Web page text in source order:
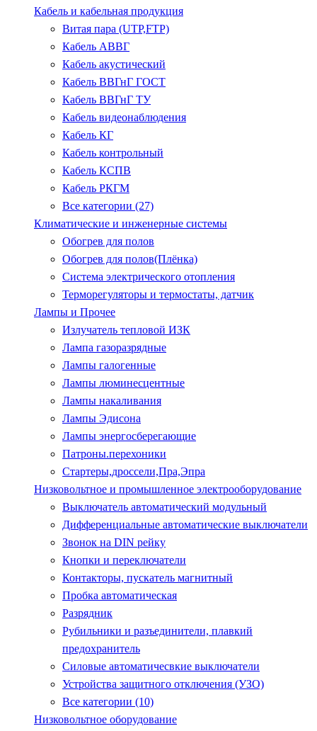
Кабель и кабельная продукция
Витая пара (UTP,FTP)
Кабель АВВГ
Кабель акустический
Кабель ВВГнГ ГОСТ
Кабель ВВГнГ ТУ
Кабель видеонаблюдения
Кабель КГ
Кабель контрольный
Кабель КСПВ
Кабель РКГМ
Все категории (27)
Климатические и инженерные системы
Обогрев для полов
Обогрев для полов(Плёнка)
Система электрического отопления
Терморегуляторы и термостаты, датчик
Лампы и Прочее
Излучатель тепловой ИЗК
Лампа газоразрядные
Лампы галогенные
Лампы люминесцентные
Лампы накаливания
Лампы Эдисона
Лампы энергосберегающие
Патроны.перехоники
Стартеры,дроссели,Пра,Эпра
Низковольтное и промышленное электрооборудование
Выключатель автоматический модульный
Дифференциальные автоматические выключатели
Звонок на DIN рейку
Кнопки и переключатели
Контакторы, пускатель магнитный
Пробка автоматическая
Разрядник
Рубильники и разъединители, плавкий
предохранитель
Силовые автоматичесвкие выключатели
Устройства защитного отключения (УЗО)
Все категории (10)
Низковольтное оборудование